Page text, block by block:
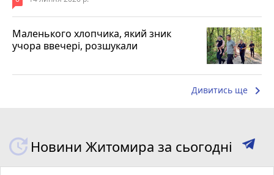
Маленького хлопчика, який зник
учора ввечері, розшукали
Дивитись ще keyboard_arrow_right
Новини Житомира за сьогодні